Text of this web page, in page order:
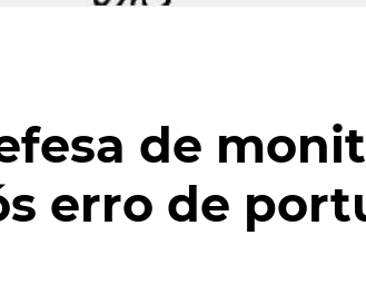
de
erro de